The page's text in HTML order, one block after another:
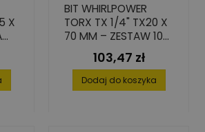
X
BIT WHIRLPOWER
TORX TX 1/4" TX20 X
70 MM – ZESTAW 10
SZTUK WYTRZYMAŁY
Cena
103,47 zł
Dodaj do koszyka